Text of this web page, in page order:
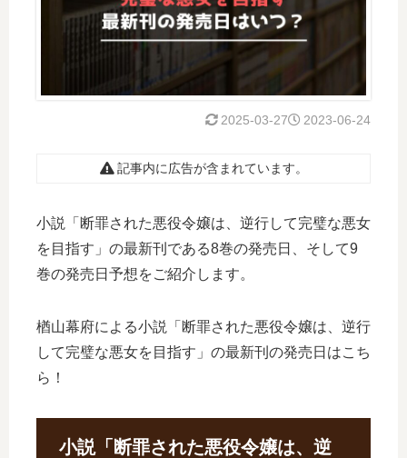
2023-06-24
2025-03-27
記事内に広告が含まれています。
小説「断罪された悪役令嬢は、逆行して完璧な悪女
を目指す」の最新刊である8巻の発売日、そして9
巻の発売日予想をご紹介します。
楢山幕府による小説「断罪された悪役令嬢は、逆行
して完璧な悪女を目指す」の最新刊の発売日はこち
ら！
小説「断罪された悪役令嬢は、逆